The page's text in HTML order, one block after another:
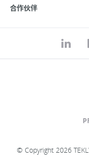
合作伙伴
© Copyright 2026